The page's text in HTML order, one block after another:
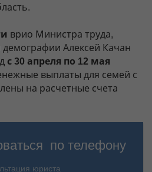
врио Министра труда,
Алексей Качан
с 30 апреля по 12 мая
выплаты для семей с
на расчетные счета